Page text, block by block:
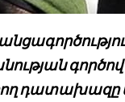
դատախազը